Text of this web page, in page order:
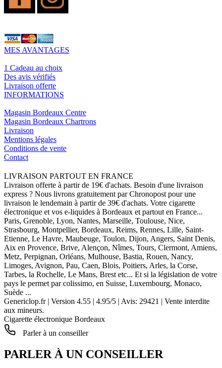
MES AVANTAGES
1 Cadeau au choix
Des avis vérifiés
Livraison offerte
INFORMATIONS
Magasin Bordeaux Centre
Magasin Bordeaux Chartrons
Livraison
Mentions légales
Conditions de vente
Contact
LIVRAISON PARTOUT EN FRANCE
Livraison offerte à partir de 19€ d'achats. Besoin d'une livraison
express ? Nous livrons gratuitement par Chronopost pour une
livraison le lendemain à partir de 39€ d'achats. Votre cigarette
électronique et vos e-liquides à Bordeaux et partout en France...
Paris, Grenoble, Lyon, Nantes, Marseille, Toulouse, Nice,
Strasbourg, Montpellier, Bordeaux, Reims, Rennes, Lille, Saint-
Etienne, Le Havre, Maubeuge, Toulon, Dijon, Angers, Saint Denis,
Aix en Provence, Brive, Alençon, Nîmes, Tours, Clermont, Amiens,
Metz, Perpignan, Orléans, Mulhouse, Bastia, Rouen, Nancy,
Limoges, Avignon, Pau, Caen, Blois, Poitiers, Arles, la Corse,
Tarbes, la Rochelle, Le Mans, Brest etc... Et si la législation de votre
pays le permet par colissimo, en Suisse, Luxembourg, Monaco,
Suède ...
Genericlop.fr| Version 4.55 | 4.95/5 | Avis: 29421 | Vente interdite
aux mineurs.
Cigarette électronique Bordeaux
Parler à un conseiller
PARLER À UN CONSEILLER